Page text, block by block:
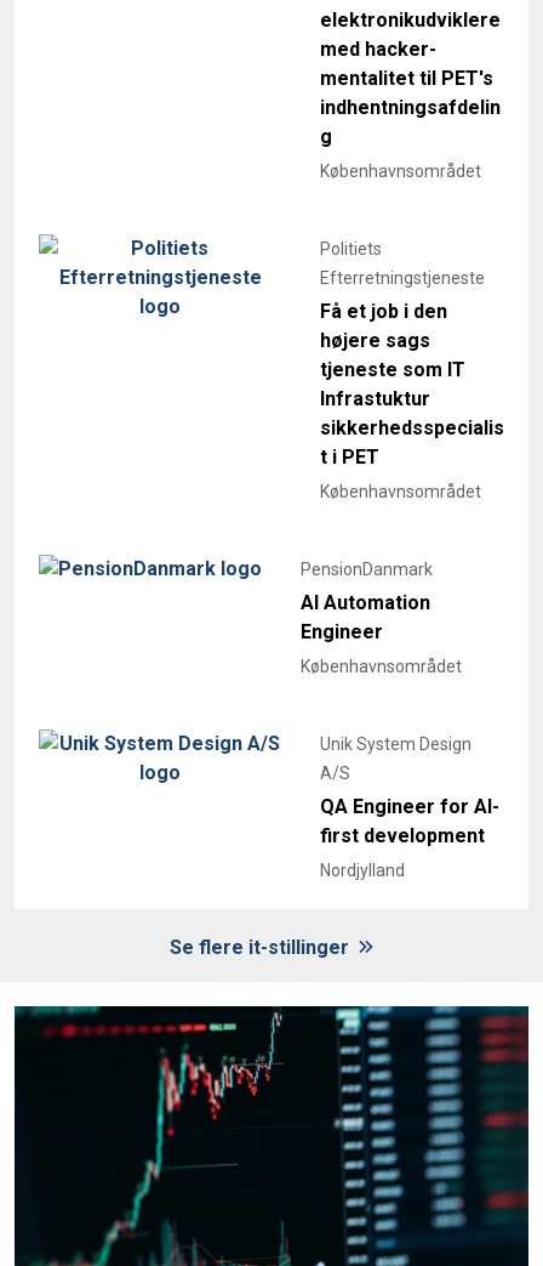
elektronikudviklere
med hacker-
mentalitet til PET's
indhentningsafdelin
g
Københavnsområdet
Politiets
Efterretningstjeneste
Få et job i den
højere sags
tjeneste som IT
Infrastuktur
sikkerhedsspecialis
t i PET
Københavnsområdet
PensionDanmark
AI Automation
Engineer
Københavnsområdet
Unik System Design
A/S
QA Engineer for AI-
first development
Nordjylland
Se flere it-stillinger